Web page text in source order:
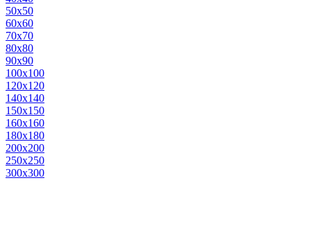
50х50
60х60
70х70
80х80
90х90
100х100
120х120
140х140
150х150
160х160
180х180
200х200
250х250
300х300